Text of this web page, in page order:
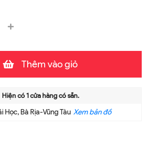
Thêm vào giỏ
Hiện có1cửa hàng có sẵn.
Học, Bà Rịa-Vũng Tàu Xem bản đồ